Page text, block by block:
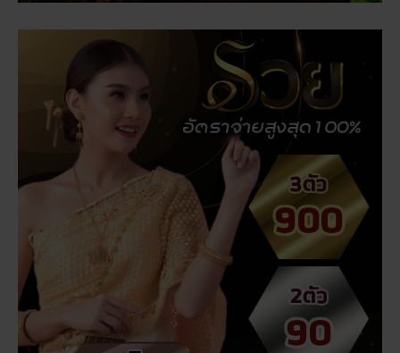
เรื่องที่คุณอาจสนใจ